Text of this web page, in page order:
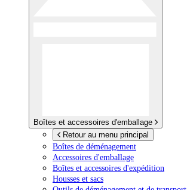
Boîtes et accessoires d'emballage
Retour au menu principal
Boîtes de déménagement
Accessoires d'emballage
Boîtes et accessoires d'expédition
Housses et sacs